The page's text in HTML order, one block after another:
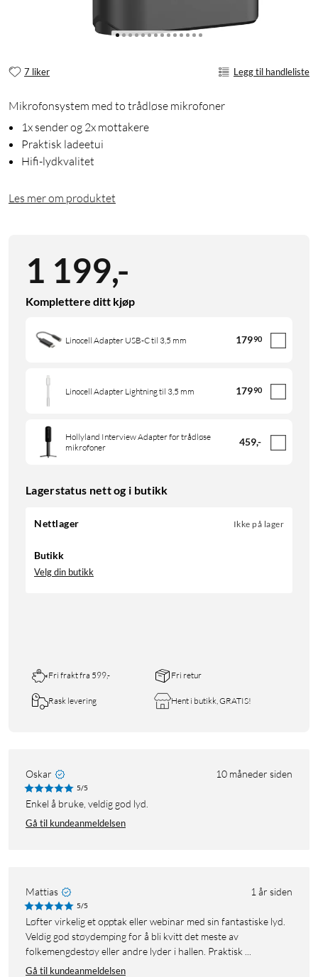
7 liker Legg til handleliste
Mikrofonsystem med to trådløse mikrofoner
1x sender og 2x mottakere
Praktisk ladeetui
Hifi-lydkvalitet
Les mer om produktet
1 199,-
Komplettere ditt kjøp
Linocell Adapter USB-C til 3,5 mm 17990
Linocell Adapter Lightning til 3,5 mm 17990
Hollyland Interview Adapter for trådløse
mikrofoner
459,-
Lagerstatus nett og i butikk
Nettlager Ikke på lager
Butikk
Velg din butikk
Fri frakt fra 599,- Fri retur
Rask levering Hent i butikk, GRATIS!
Oskar 10 måneder siden
5/5
Enkel å bruke, veldig god lyd.
Gå til kundeanmeldelsen
Mattias 1 år siden
5/5
Løfter virkelig et opptak eller webinar med sin fantastiske lyd.
Veldig god støydemping for å bli kvitt det meste av
folkemengdestøy eller andre lyder i hallen. Praktisk ...
Gå til kundeanmeldelsen